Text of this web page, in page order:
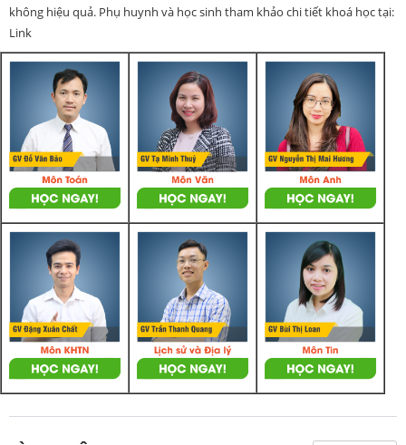
không hiệu quả. Phụ huynh và học sinh tham khảo chi tiết khoá học tại:
Link